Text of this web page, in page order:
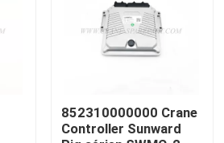
852310000000 Crane
Controller Sunward